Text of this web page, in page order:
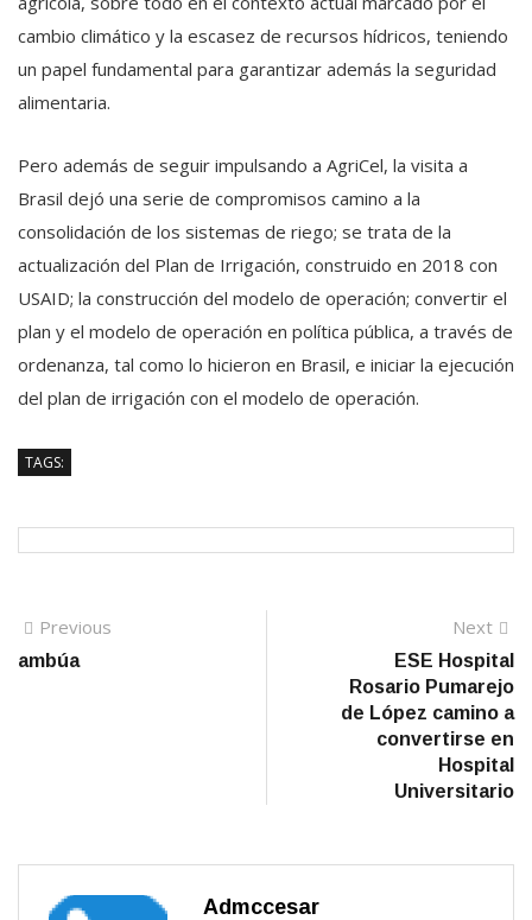
cambio climático y la escasez de recursos hídricos, teniendo
un papel fundamental para garantizar además la seguridad
alimentaria.
Pero además de seguir impulsando a AgriCel, la visita a
Brasil dejó una serie de compromisos camino a la
consolidación de los sistemas de riego; se trata de la
actualización del Plan de Irrigación, construido en 2018 con
USAID; la construcción del modelo de operación; convertir el
plan y el modelo de operación en política pública, a través de
ordenanza, tal como lo hicieron en Brasil, e iniciar la ejecución
del plan de irrigación con el modelo de operación.
TAGS:
Navegación
de
Previous
ambúa
Next
ESE Hospital
Rosario Pumarejo
de López camino a
convertirse en
Hospital
Universitario
Admccesar